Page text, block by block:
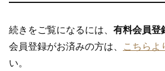
続きをご覧になるには、 有料会員登
会員登録がお済みの方は、
こちらよ
い。